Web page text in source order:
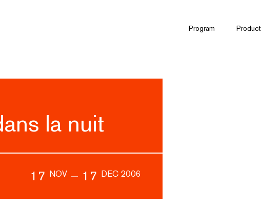
Program
la nuit
17 NOV – 17 DEC 2006